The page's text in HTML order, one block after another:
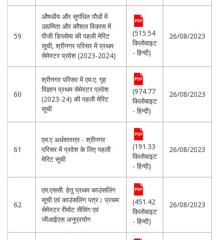
59
औषधीय और सुगंधित पौधों में
उद्यमिता और कौशल विकास में
पीजी डिप्लोमा की पहली मेरिट
सूची, श्रीनगर परिसर में प्रथम
सेमेस्टर प्रवेश (2023-2024)
(515.54
किलोबाइट
- हिन्दी)
26/08/2023
60
श्रीनगर परिसर में एम.ए. गृह
विज्ञान प्रथम सेमेस्टर प्रवेश
(2023-24) की पहली मेरिट
सूची
(974.77
किलोबाइट
- हिन्दी)
26/08/2023
61
एम.ए अर्थशास्त्र - श्रीनगर
परिसर में प्रवेश के लिए पहली
मेरिट सूची
(191.33
किलोबाइट
- हिन्दी)
26/08/2023
62
एम.एससी. हेतु प्रथम काउंसलिंग
सूची एवं काउंसलिंग पत्र। प्रथम
सेमेस्टर रीमोट सेंसिंग एवं
जीआईएस अनुप्रयोग
(451.42
किलोबाइट
- हिन्दी)
26/08/2023